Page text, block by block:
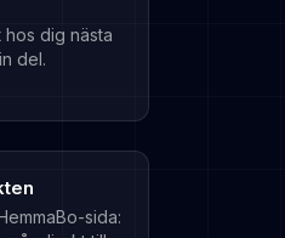
dig nästa
del.
sida: